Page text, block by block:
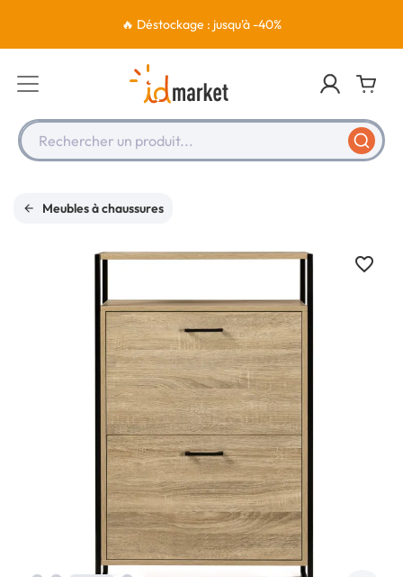
🔥 Déstockage : jusqu'à -40%
Rechercher un produit...
Meubles à chaussures
favorite_border